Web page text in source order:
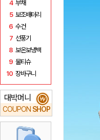
4 부채
5 보조배터리
6 수건
7 선풍기
8 보온보냉백
9 물티슈
10 장바구니
대박머니
COUPON SHOP
₩